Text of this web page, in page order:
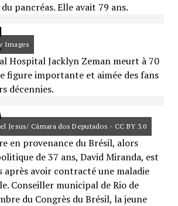
pancréas. Elle avait 79 ans.
Images
Hospital Jacklyn Zeman meurt à 70
figure importante et aimée des fans
décennies.
Jesus/ Câmara dos Deputados - CC BY 3.0
en provenance du Brésil, alors
de 37 ans, David Miranda, est
après avoir contracté une maladie
Conseiller municipal de Rio de
du Congrès du Brésil, la jeune